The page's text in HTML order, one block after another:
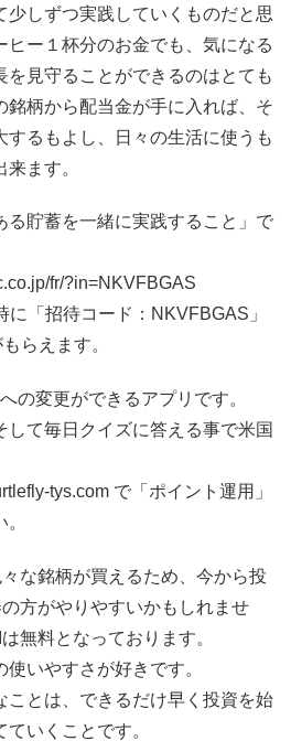
少しずつ実践していくものだと思
ヒー１杯分のお金でも、気になる
を見守ることができるのはとても
銘柄から配当金が手に入れば、そ
するもよし、日々の生活に使うも
ます。
る貯蓄を一緒に実践すること」で
fr/?in=NKVFBGAS
「招待コード：NKVFBGAS」
らえます。
の変更ができるアプリです。
て毎日クイズに答える事で米国
tys.com で「ポイント運用」
な銘柄が買えるため、今から投
方がやりやすいかもしれませ
無料となっております。
いやすさが好きです。
ことは、できるだけ早く投資を始
いくことです。